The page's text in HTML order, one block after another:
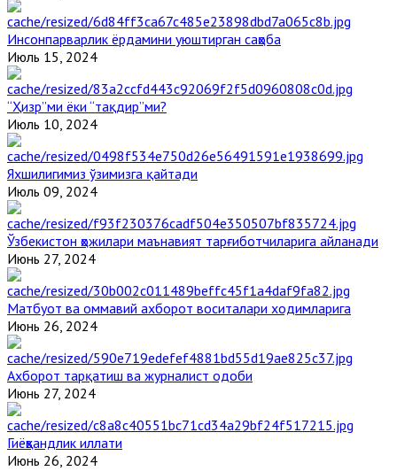
Инсонпарварлик ёрдамини уюштирган саҳоба
Июль 15, 2024
“Ҳизр”ми ёки “тақдир”ми?
Июль 10, 2024
Яхшилигимиз ўзимизга қайтади
Июль 09, 2024
Ўзбекистон ҳожилари маънавият тарғиботчиларига айланади
Июнь 27, 2024
Матбуот ва оммавий ахборот воситалари ходимларига
Июнь 26, 2024
Ахборот тарқатиш ва журналист одоби
Июнь 27, 2024
Гиёҳвандлик иллати
Июнь 26, 2024